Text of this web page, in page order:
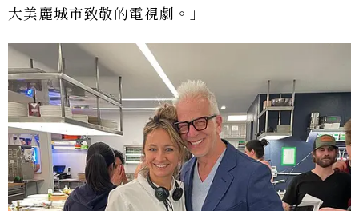
大美麗城市致敬的電視劇。」